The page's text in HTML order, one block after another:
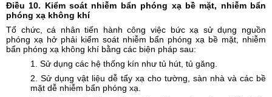
Điều 10. Kiểm soát nhiễm bẩn phóng xạ bề mặt, nhiễm bẩn
phóng xạ không khí
Tổ chức, cá nhân tiến hành công việc bức xạ sử dụng nguồn
phóng xạ hở phải kiểm soát nhiễm bẩn phóng xạ bề mặt, nhiễm
bẩn phóng xạ không khí bằng các biện pháp sau:
1. Sử dụng các hệ thống kín như tủ hút, tủ găng.
2. Sử dụng vật liệu dễ tẩy xạ cho tường, sàn nhà và các bề
mặt dễ nhiễm bẩn phóng xạ.